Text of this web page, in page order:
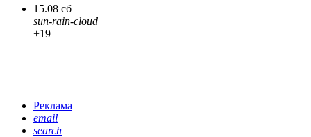
15.08 сб
sun-rain-cloud
+19
Реклама
email
search